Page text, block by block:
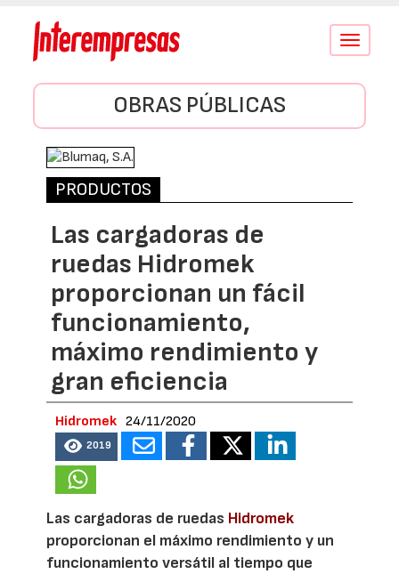
Conmutar
OBRAS PÚBLICAS
PRODUCTOS
Las cargadoras de
ruedas Hidromek
proporcionan un fácil
funcionamiento,
máximo rendimiento y
gran eficiencia
Hidromek 24/11/2020
2019
Las cargadoras de ruedas Hidromek
proporcionan el máximo rendimiento y un
funcionamiento versátil al tiempo que